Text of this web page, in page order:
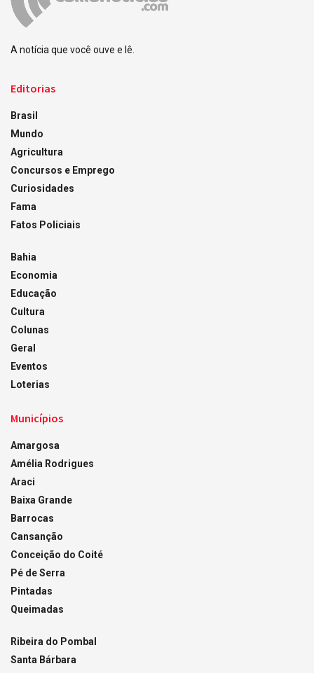
A notícia que você ouve e lê.
Editorias
Brasil
Mundo
Agricultura
Concursos e Emprego
Curiosidades
Fama
Fatos Policiais
Bahia
Economia
Educação
Cultura
Colunas
Geral
Eventos
Loterias
Municípios
Amargosa
Amélia Rodrigues
Araci
Baixa Grande
Barrocas
Cansanção
Conceição do Coité
Pé de Serra
Pintadas
Queimadas
Ribeira do Pombal
Santa Bárbara